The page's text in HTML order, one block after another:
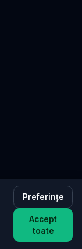
Preferințe
Accept
toate